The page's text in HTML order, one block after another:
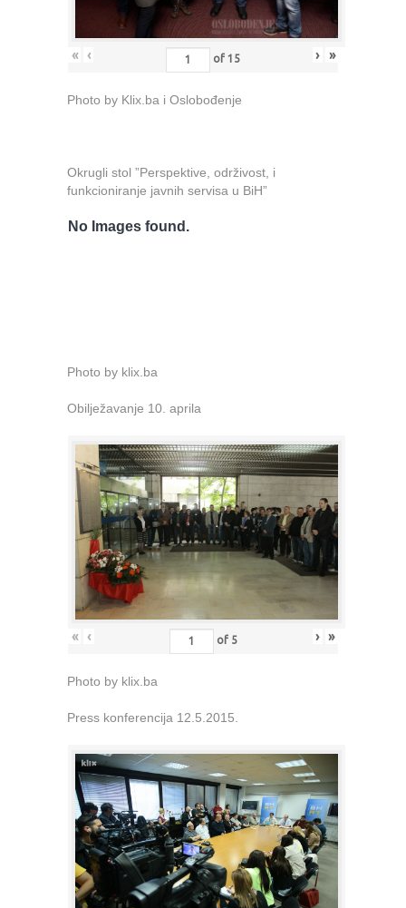
« ‹ of 15 › »
Photo by Klix.ba i Oslobođenje
Okrugli stol ”Perspektive, održivost, i
funkcioniranje javnih servisa u BiH”
No Images found.
Photo by klix.ba
Obilježavanje 10. aprila
« ‹ of 5 › »
Photo by klix.ba
Press konferencija 12.5.2015.